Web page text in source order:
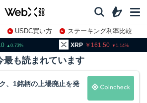
USDC買い方
ステーキング利率比較
XRP 1.14 BNB
最も読まれています
、1銘柄の上場廃止を発